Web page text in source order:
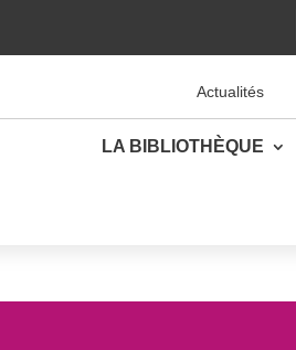
Actualités
LA BIBLIOTHÈQUE